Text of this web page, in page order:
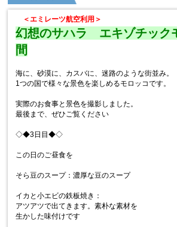
＜エミレーツ航空利用＞
幻想のサハラ エキゾチック
間
海に、砂漠に、カスバに、迷路のような街並み。
1つの国で様々な景色を楽しめるモロッコです。
実際のお食事と景色を撮影しました。
最後まで、ぜひご覧ください
◇◆3日目◆◇
この日のご昼食を
そら豆のスープ：濃厚な豆のスープ
イカと小エビの鉄板焼き：
アツアツで出てきます。素朴な素材を
生かした味付けです